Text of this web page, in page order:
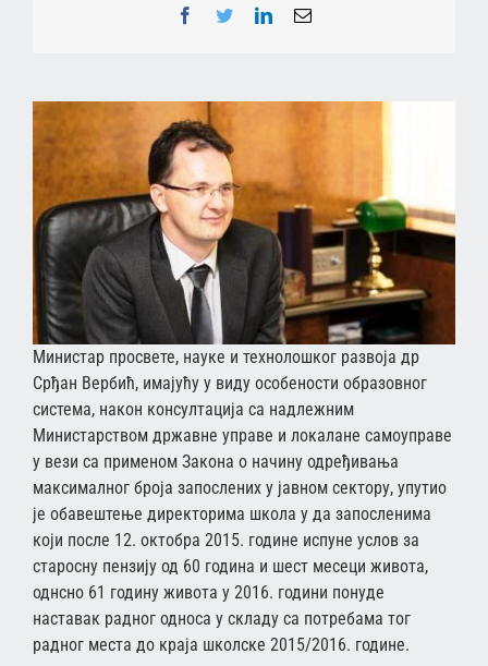
Facebook
TwitterLinkedInEmail
Министар просвете, науке и технолошког развоја др
Срђан Вербић, имајућу у виду особености образовног
система, након консултација са надлежним
Министарством државне управе и локалане самоуправе
у вези са применом Закона о начину одређивања
максималног броја запослених у јавном сектору, упутио
је обавештење директорима школа у да запосленима
који после 12. октобра 2015. године испуне услов за
старосну пензију од 60 година и шест месеци живота,
однсно 61 годину живота у 2016. години понуде
наставак радног односа у складу са потребама тог
радног места до краја школске 2015/2016. године.